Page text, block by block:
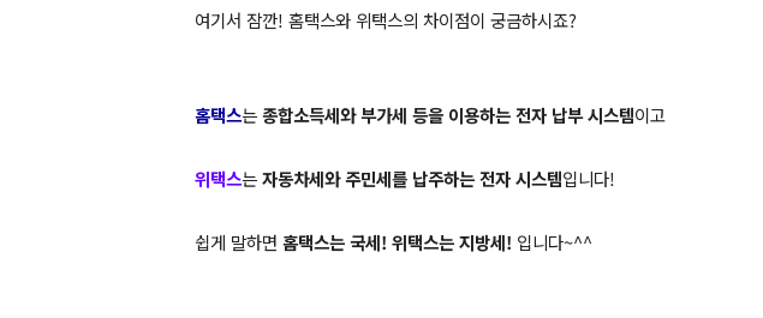
여기서 잠깐! 홈택스와 위택스의 차이점이 궁금하시죠?
홈택스는종합소득세와 부가세 등을 이용하는 전자 납부 시스템이고
위택스는자동차세와 주민세를 납주하는 전자 시스템입니다!
쉽게 말하면 홈택스는 국세! 위택스는 지방세! 입니다~^^